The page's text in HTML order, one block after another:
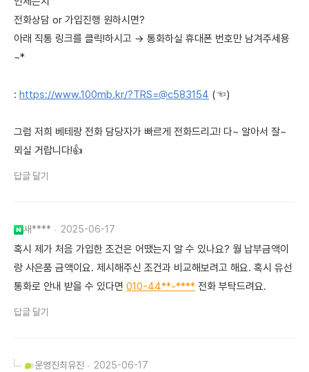
전화상담 or 가입진행 원하시면?
아래 직통 링크를 클릭!하시고 → 통화하실 휴대폰 번호만 남겨주세용
~*
: https://www.100mb.kr/?TRS=@c583154 (☜)
그럼 저희 베테랑 전화 담당자가 빠르게 전화드리고! 다~ 알아서 잘~
뫼실 거랍니다!👍
답글 달기
새**** 2025-06-17
혹시 제가 처음 가입한 조건은 어땠는지 알 수 있나요? 월 납부금액이
랑 사은품 금액이요. 제시해주신 조건과 비교해보려고 해요. 혹시 유선
통화로 안내 받을 수 있다면 010-44**-**** 전화 부탁드려요.
답글 달기
운영진최유진 2025-06-17